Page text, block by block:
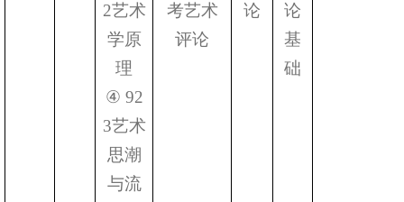
2艺术
学原
理
④ 92
3艺术
思潮
与流
考艺术
评论
论
论
基
础